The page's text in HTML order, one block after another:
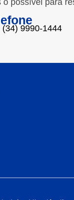
(34) 9990-1444